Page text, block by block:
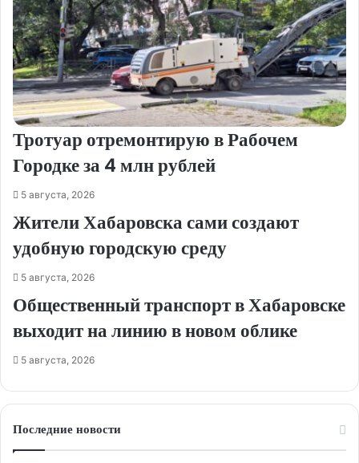
Тротуар отремонтирую в Рабочем
Городке за 4 млн рублей
5 августа, 2026
Жители Хабаровска сами создают
удобную городскую среду
5 августа, 2026
Общественный транспорт в Хабаровске
выходит на линию в новом облике
5 августа, 2026
Последние новости